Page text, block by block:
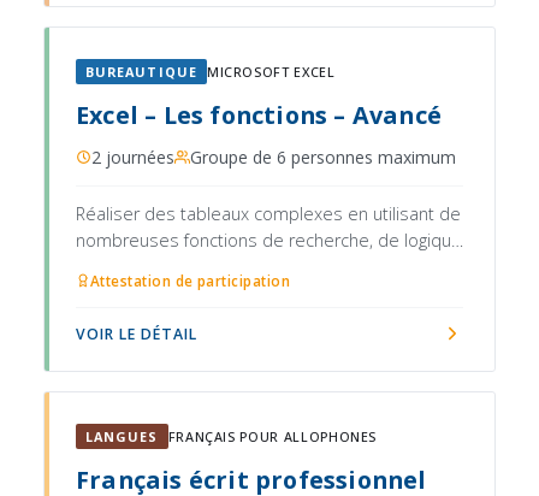
BUREAUTIQUE MICROSOFT EXCEL
Excel – Les fonctions – Avancé
2 journées Groupe de 6 personnes maximum
Réaliser des tableaux complexes en utilisant de
nombreuses fonctions de recherche, de logique
Attestation de participation
VOIR LE DÉTAIL
LANGUES FRANÇAIS POUR ALLOPHONES
Français écrit professionnel